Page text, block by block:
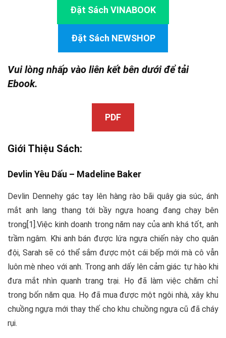
Đặt Sách VINABOOK
Đặt Sách NEWSHOP
Vui lòng nhấp vào liên kết bên dưới để tải
Ebook.
PDF
Giới Thiệu Sách:
Devlin Yêu Dấu – Madeline Baker
Devlin Dennehy gác tay lên hàng rào bãi quây gia súc, ánh
mắt anh lang thang tới bầy ngựa hoang đang chạy bên
trong[1].Việc kinh doanh trong năm nay của anh khá tốt, anh
trầm ngâm. Khi anh bán được lứa ngựa chiến này cho quân
đội, Sarah sẽ có thể sắm được một cái bếp mới mà cô vẫn
luôn mè nheo với anh. Trong anh dấy lên cảm giác tự hào khi
đưa mắt nhìn quanh trang trại. Họ đã làm việc chăm chỉ
trong bốn năm qua. Họ đã mua được một ngôi nhà, xây khu
chuồng ngựa mới thay thế cho khu chuồng ngựa cũ đã cháy
rụi.